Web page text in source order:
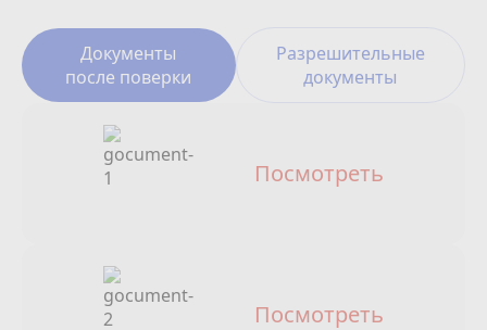
О нас
Бонусы
Официальный партнёр mos.ru
Документы
после поверки
Разрешительные
документы
Посмотреть
Посмотреть